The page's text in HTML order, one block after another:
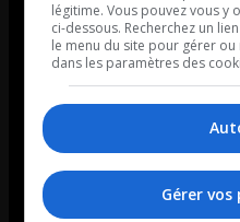
légitime. Vous pouvez vous
ci-dessous. Recherchez un
le menu du site pour gérer
dans les paramètres des
Gérer